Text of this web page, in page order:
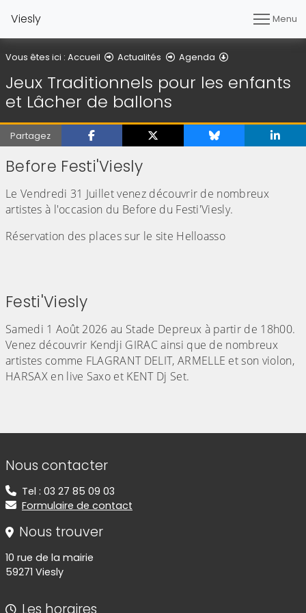
Viesly Menu
Vous êtes ici : Accueil Actualités Agenda
Jeux Traditionnels pour les enfants
et Lâcher de ballons
Partagez
Before Festi'Viesly
Le Vendredi 31 Juillet venez découvrir de nombreux
artistes à l'occasion du Before du Festi'Viesly.
Réservation des places sur le site Helloasso
Festi'Viesly
Samedi 1 Août 2026 au Stade Depreux à partir de 18h00.
Venez découvrir Kendji GIRAC ainsi que de nombreux
artistes comme FLAGRANT DELIT, ARMELLE et son violon,
HARSAX en live Saxo et KENT Dj Set.
Informations de contact
Nous contacter
Tel : 03 27 85 09 03
Formulaire de contact
Nous trouver
10 rue de la mairie
59271 Viesly